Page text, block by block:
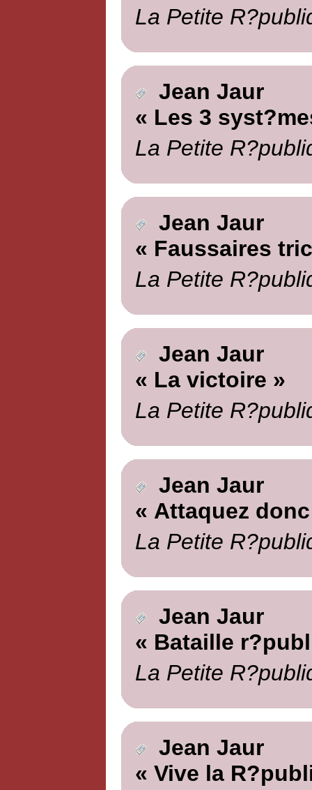
La Petite
Jean Jaur
« Les 3
La Petite
Jean Jaur
« Faussaires
La Petite
Jean Jaur
« La victoire »
La Petite
Jean Jaur
« Attaquez
La Petite
Jean Jaur
« Bataille
La Petite
Jean Jaur
« Vive la